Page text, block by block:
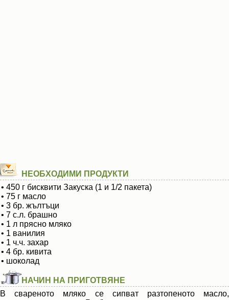
НЕОБХОДИМИ ПРОДУКТИ
• 450 г бисквити Закуска (1 и 1/2 пакета)
• 75 г масло
• 3 бр. жълтъци
• 7 с.л. брашно
• 1 л прясно мляко
• 1 ванилия
• 1 ч.ч. захар
• 4 бр. кивита
• шоколад
НАЧИН НА ПРИГОТВЯНЕ
В свареното мляко се сипват разтопеното масло,